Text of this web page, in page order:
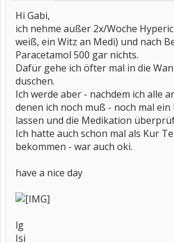
Hi Gabi,
ich nehme außer 2x/Woche
weiß, ein Witz an Medi) und nach
Paracetamol 500 gar nichts.
Dafür gehe ich öfter mal in die
duschen.
Ich werde aber - nachdem ich alle
denen ich noch muß - noch mal
lassen und die Medikation
Ich hatte auch schon mal als Kur
bekommen - war auch oki.
have a nice day
lg
Isi